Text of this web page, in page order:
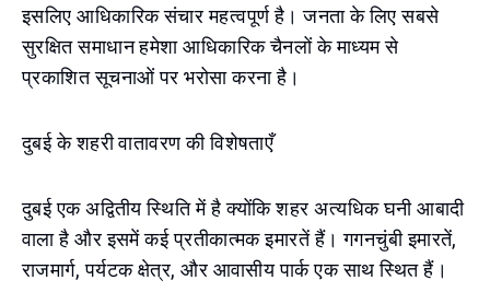
इसलिए आधिकारिक संचार महत्वपूर्ण है। जनता के लिए सबसे
सुरक्षित समाधान हमेशा आधिकारिक चैनलों के माध्यम से
प्रकाशित सूचनाओं पर भरोसा करना है।
दुबई के शहरी वातावरण की विशेषताएँ
दुबई एक अद्वितीय स्थिति में है क्योंकि शहर अत्यधिक घनी आबादी
वाला है और इसमें कई प्रतीकात्मक इमारतें हैं। गगनचुंबी इमारतें,
राजमार्ग, पर्यटक क्षेत्र, और आवासीय पार्क एक साथ स्थित हैं।